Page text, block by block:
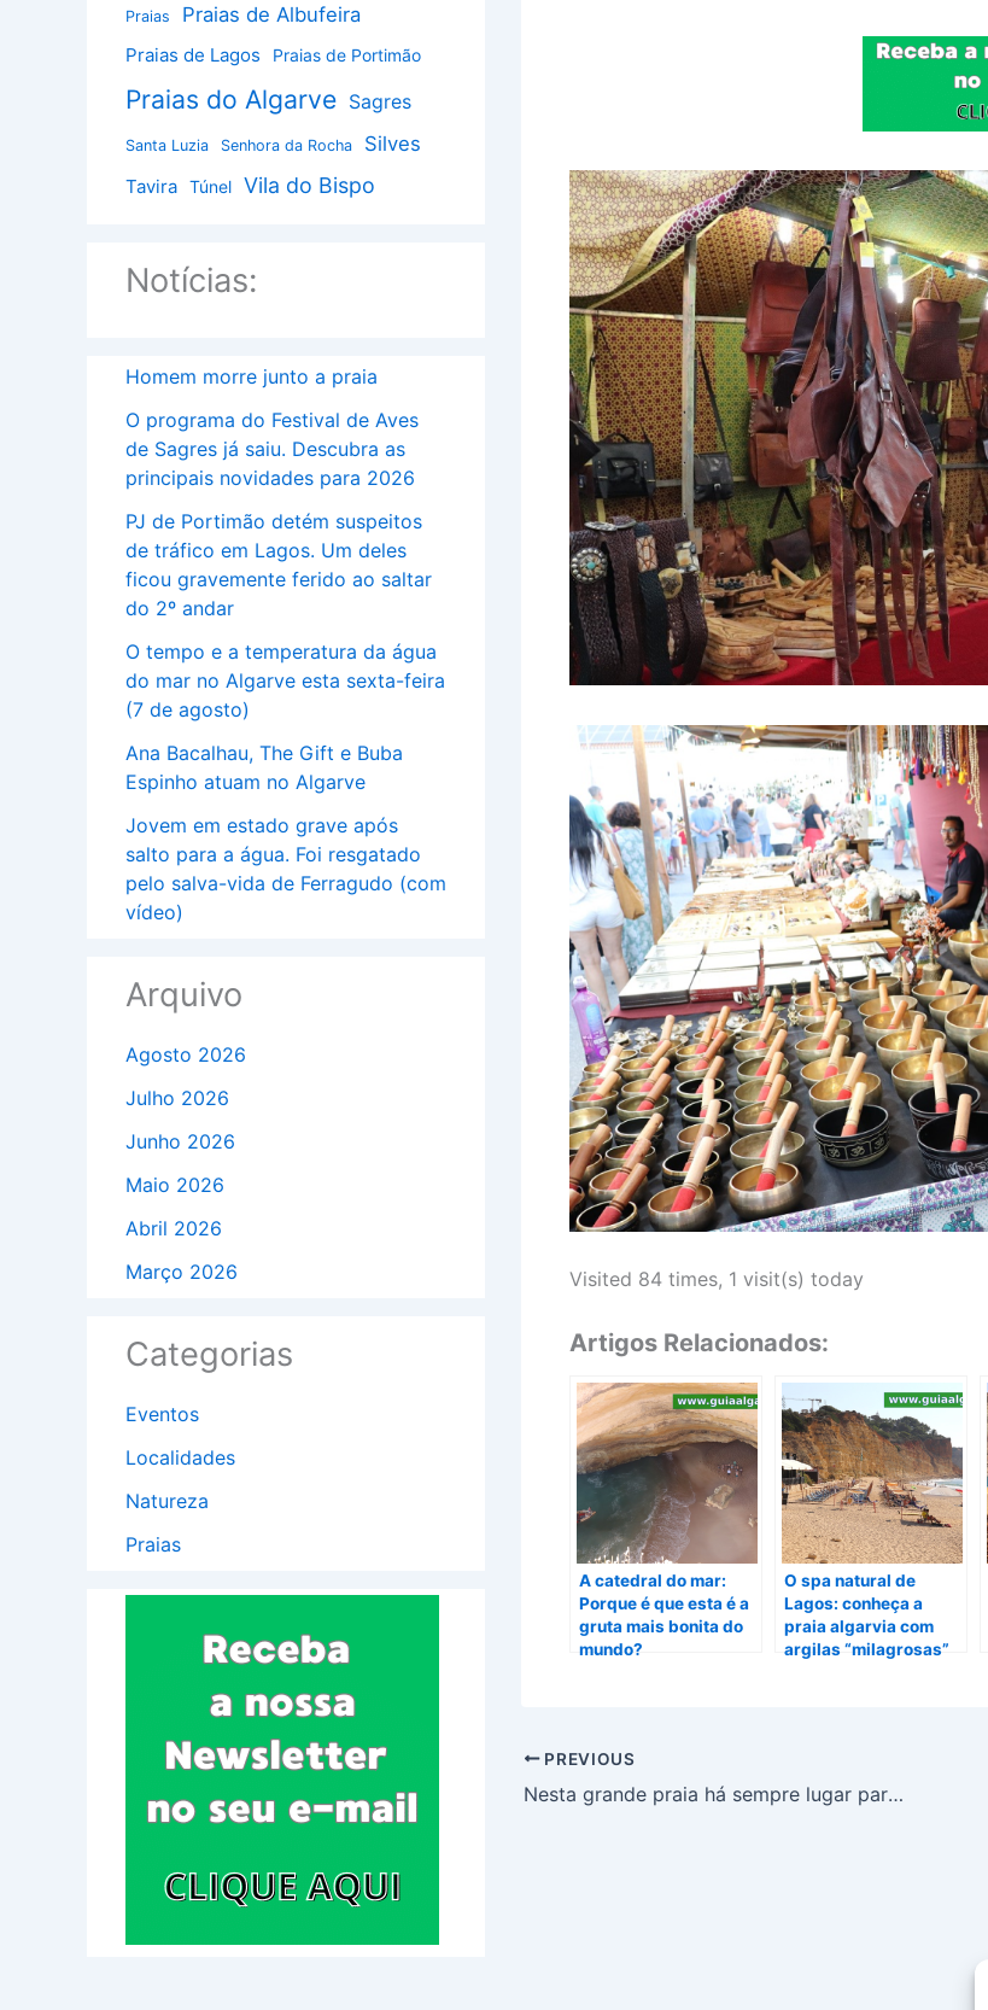
Praias Praias de Albufeira
Praias de Lagos Praias de Portimão
Praias do Algarve Sagres
Santa Luzia Senhora da Rocha Silves
Tavira Túnel Vila do Bispo
Notícias:
Homem morre junto a praia
O programa do Festival de Aves
de Sagres já saiu. Descubra as
principais novidades para 2026
PJ de Portimão detém suspeitos
de tráfico em Lagos. Um deles
ficou gravemente ferido ao saltar
do 2º andar
O tempo e a temperatura da água
do mar no Algarve esta sexta-feira
(7 de agosto)
Ana Bacalhau, The Gift e Buba
Espinho atuam no Algarve
Jovem em estado grave após
salto para a água. Foi resgatado
pelo salva-vida de Ferragudo (com
vídeo)
Arquivo
Agosto 2026
Julho 2026
Junho 2026
Maio 2026
Abril 2026
Março 2026
Categorias
Eventos
Localidades
Natureza
Praias
Visited 84 times, 1 visit(s) today
Artigos Relacionados:
A catedral do mar:
Porque é que esta é a
gruta mais bonita do
mundo?
O spa natural de
Lagos: conheça a
praia algarvia com
argilas “milagrosas”
PREVIOUS
Nesta grande praia há sempre lugar para mais um